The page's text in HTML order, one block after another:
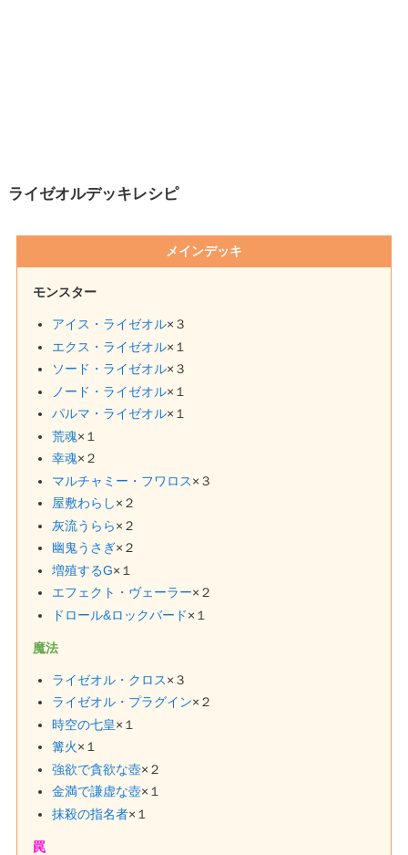
ライゼオルデッキレシピ
メインデッキ
モンスター
アイス・ライゼオル×３
エクス・ライゼオル×１
ソード・ライゼオル×３
ノード・ライゼオル×１
パルマ・ライゼオル×１
荒魂×１
幸魂×２
マルチャミー・フワロス×３
屋敷わらし×２
灰流うらら×２
幽鬼うさぎ×２
増殖するG×１
エフェクト・ヴェーラー×２
ドロール&ロックバード×１
魔法
ライゼオル・クロス×３
ライゼオル・プラグイン×２
時空の七皇×１
篝火×１
強欲で貪欲な壺×２
金満で謙虚な壺×１
抹殺の指名者×１
罠